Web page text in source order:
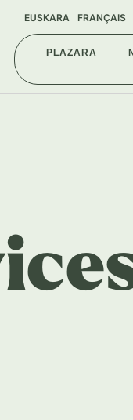
EUSKARA FRANÇAIS
PLAZARA